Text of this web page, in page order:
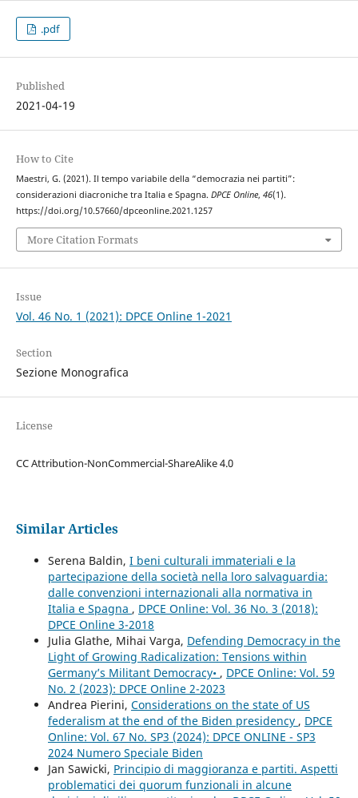
.pdf
Published
2021-04-19
How to Cite
Maestri, G. (2021). Il tempo variabile della “democrazia nei partiti”:
considerazioni diacroniche tra Italia e Spagna. DPCE Online, 46(1).
https://doi.org/10.57660/dpceonline.2021.1257
More Citation Formats
Issue
Vol. 46 No. 1 (2021): DPCE Online 1-2021
Section
Sezione Monografica
License
CC Attribution-NonCommercial-ShareAlike 4.0
Similar Articles
Serena Baldin, I beni culturali immateriali e la
partecipazione della società nella loro salvaguardia:
dalle convenzioni internazionali alla normativa in
Italia e Spagna , DPCE Online: Vol. 36 No. 3 (2018):
DPCE Online 3-2018
Julia Glathe, Mihai Varga, Defending Democracy in the
Light of Growing Radicalization: Tensions within
Germany’s Militant Democracy• , DPCE Online: Vol. 59
No. 2 (2023): DPCE Online 2-2023
Andrea Pierini, Considerations on the state of US
federalism at the end of the Biden presidency , DPCE
Online: Vol. 67 No. SP3 (2024): DPCE ONLINE - SP3
2024 Numero Speciale Biden
Jan Sawicki, Principio di maggioranza e partiti. Aspetti
problematici dei quorum funzionali in alcune